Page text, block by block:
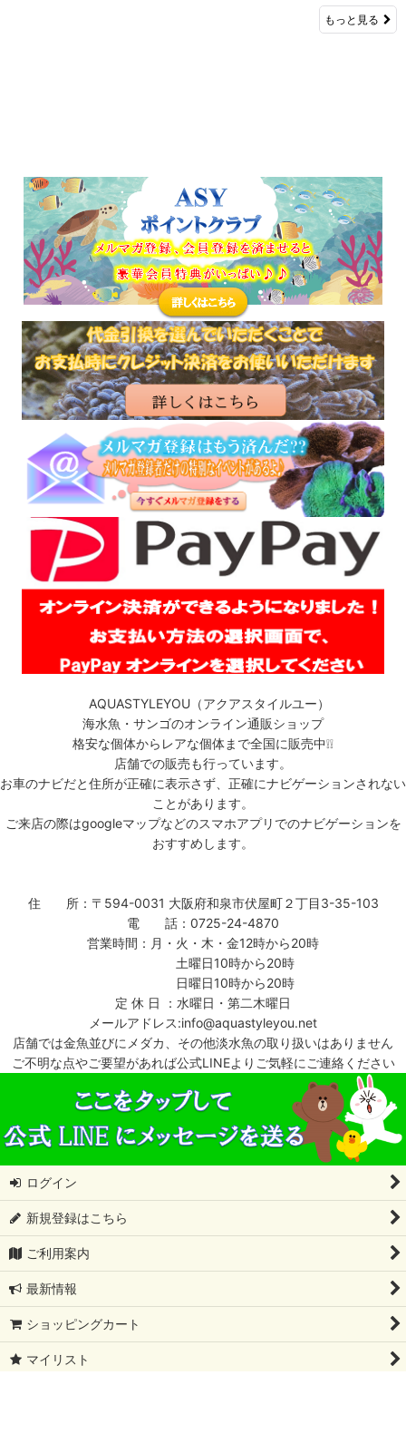
もっと見る
AQUASTYLEYOU（アクアスタイルユー）
海水魚・サンゴのオンライン通販ショップ
格安な個体からレアな個体まで全国に販売中❕❕
店舗での販売も行っています。
お車のナビだと住所が正確に表示さず、正確にナビゲーションされない
ことがあります。
ご来店の際はgoogleマップなどのスマホアプリでのナビゲーションを
おすすめします。
住 所：〒594-0031 大阪府和泉市伏屋町２丁目3-35-103
電 話：0725-24-4870
営業時間：月・火・木・金12時から20時
土曜日10時から20時
日曜日10時から20時
定 休 日 ：水曜日・第二木曜日
メールアドレス:info@aquastyleyou.net
店舗では金魚並びにメダカ、その他淡水魚の取り扱いはありません
ご不明な点やご要望があれば公式LINEよりご気軽にご連絡ください
ログイン
新規登録はこちら
ご利用案内
最新情報
ショッピングカート
マイリスト